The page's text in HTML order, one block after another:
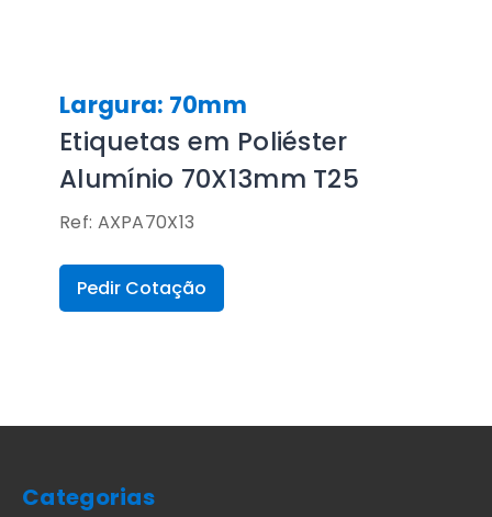
Largura: 70mm
Etiquetas em Poliéster
Alumínio 70X13mm T25
Ref: AXPA70X13
Pedir Cotação
Categorias